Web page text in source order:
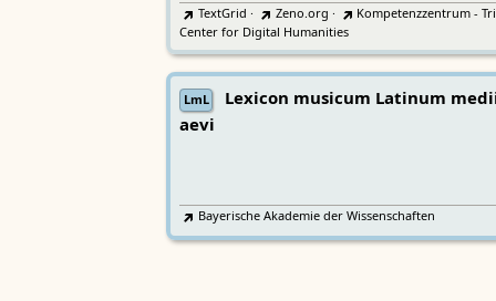
TextGrid · Zeno.org ·
Kompetenzzentrum -
Center for Digital Humanities
LmL
Lexicon musicum Latinum
aevi
Bayerische Akademie der Wissenschaften